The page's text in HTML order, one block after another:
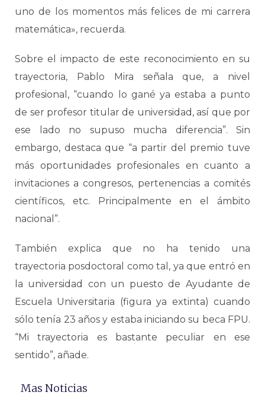
uno de los momentos más felices de mi carrera
matemática», recuerda.
Sobre el impacto de este reconocimiento en su
trayectoria, Pablo Mira señala que, a nivel
profesional, “cuando lo gané ya estaba a punto
de ser profesor titular de universidad, así que por
ese lado no supuso mucha diferencia”. Sin
embargo, destaca que “a partir del premio tuve
más oportunidades profesionales en cuanto a
invitaciones a congresos, pertenencias a comités
científicos, etc. Principalmente en el ámbito
nacional”.
También explica que no ha tenido una
trayectoria posdoctoral como tal, ya que entró en
la universidad con un puesto de Ayudante de
Escuela Universitaria (figura ya extinta) cuando
sólo tenía 23 años y estaba iniciando su beca FPU.
“Mi trayectoria es bastante peculiar en ese
sentido”, añade.
Mas Noticias